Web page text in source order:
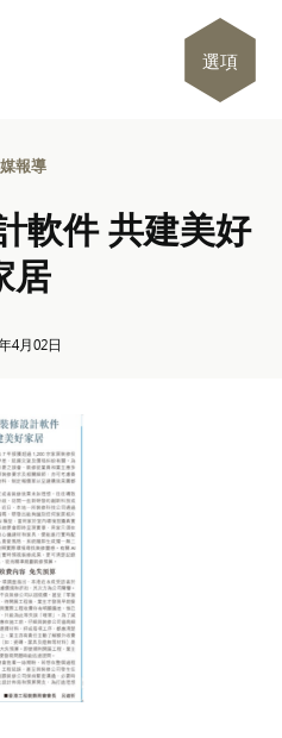
選項
報導
軟件 共建美好
居
4月02日